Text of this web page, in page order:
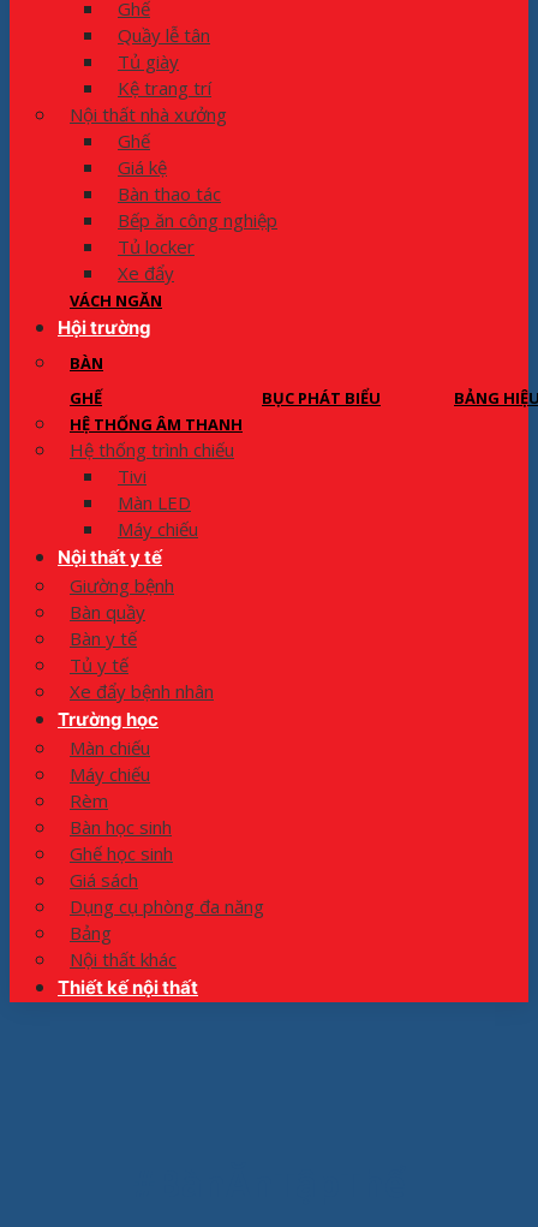
Ghế
Quầy lễ tân
Tủ giày
Kệ trang trí
Nội thất nhà xưởng
Ghế
Giá kệ
Bàn thao tác
Bếp ăn công nghiệp
Tủ locker
Xe đẩy
VÁCH NGĂN
Hội trường
BÀN
GHẾ
BỤC PHÁT BIỂU
BẢNG
HỆ THỐNG ÂM THANH
Hệ thống trình chiếu
Tivi
Màn LED
Máy chiếu
Nội thất y tế
Giường bệnh
Bàn quầy
Bàn y tế
Tủ y tế
Xe đẩy bệnh nhân
Trường học
Màn chiếu
Máy chiếu
Rèm
Bàn học sinh
Ghế học sinh
Giá sách
Dụng cụ phòng đa năng
Bảng
Nội thất khác
Thiết kế nội thất